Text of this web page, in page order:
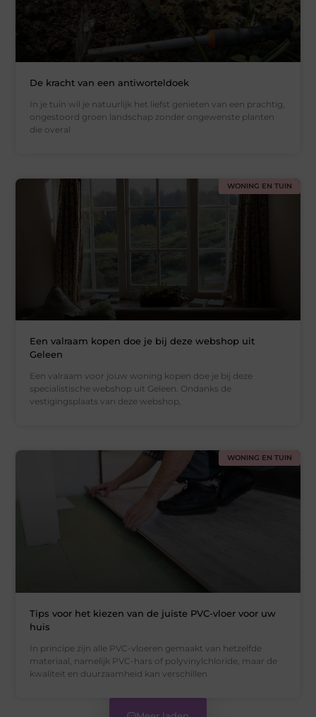
De kracht van een antiworteldoek
In je tuin wil je natuurlijk het liefst genieten van een prachtig,
ongestoord groen landschap zonder ongewenste planten
die overal
WONING EN TUIN
Een valraam kopen doe je bij deze webshop uit
Geleen
Een valraam voor jouw woning kopen doe je bij deze
specialistische webshop uit Geleen. Ondanks de
vestigingsplaats van deze webshop,
WONING EN TUIN
Tips voor het kiezen van de juiste PVC-vloer voor uw
huis
In principe zijn alle PVC-vloeren gemaakt van hetzelfde
materiaal, namelijk PVC-hars of polyvinylchloride, maar de
kwaliteit en duurzaamheid kan verschillen